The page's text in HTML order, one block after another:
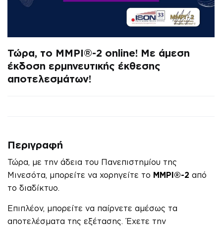
Τώρα, το MMPI®-2 online! Με άμεση
έκδοση ερμηνευτικής έκθεσης
αποτελεσμάτων!
Περιγραφή
Τώρα, με την άδεια του Πανεπιστημίου της
Μινεσότα, μπορείτε να χορηγείτε το MMPI®-2 από
το διαδίκτυο.
Επιπλέον, μπορείτε να παίρνετε αμέσως τα
αποτελέσματα της εξέτασης. Έχετε την